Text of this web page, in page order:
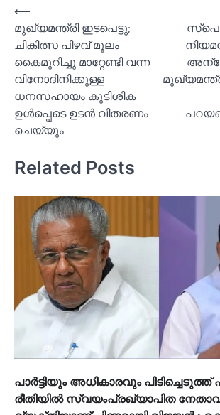
Post
navigation
⟵
മുഖ്യമന്ത്രി ഇടപെട്ടു;
ചികിത്സ പിഴവ് മൂലം
കൈമുറിച്ചു മാറ്റേണ്ടി വന്ന
വിനോദിനിക്കുള്ള
ധനസഹായം കുടിശിക
ഉള്‍പ്പെടെ ഉടന്‍ വിതരണം
ചെയ്യും
Related Posts
പാര്‍ട്ടിയും അധികാരവും
രീതിയില്‍ സ്വയംപ്രഖ്യാപിത